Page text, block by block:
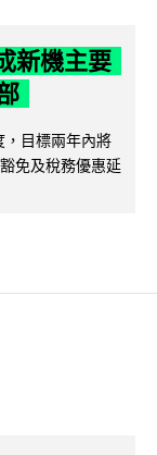
新機主要
目標兩年內將
免及稅務優惠延